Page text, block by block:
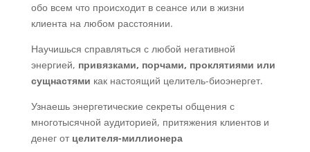
обо всем что происходит в сеансе или в жизни
клиента на любом расстоянии.
Научишься справляться с любой негативной
энергией, привязками, порчами, проклятиями или
сущнастями как настоящий целитель-биоэнергет.
Узнаешь энергетические секреты общения с
многотысячной аудиторией, притяжения клиентов и
денег от целителя-миллионера